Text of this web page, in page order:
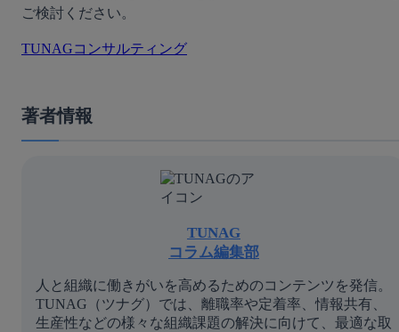
ご検討ください。
TUNAGコンサルティング
著者情報
TUNAG
コラム編集部
人と組織に働きがいを高めるためのコンテンツを発信。
TUNAG（ツナグ）では、離職率や定着率、情報共有、
生産性などの様々な組織課題の解決に向けて、最適な取